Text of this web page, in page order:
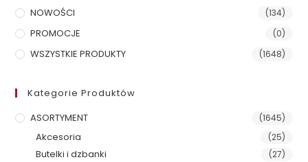
NOWOŚCI (134)
PROMOCJE (0)
WSZYSTKIE PRODUKTY (1648)
Kategorie Produktów
ASORTYMENT
(1645)
Akcesoria (25)
Butelki i dzbanki (27)